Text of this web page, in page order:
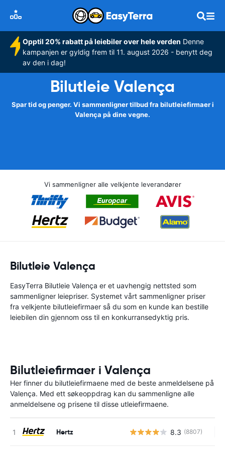
Opptil 20% rabatt på leiebiler over hele verden Denne
kampanjen er gyldig frem til 11. august 2026 - benytt deg
av den i dag!
Bilutleie Valença
Spar tid og penger. Vi sammenligner tilbud fra bilutleiefirmaer i
Valença på dine vegne.
Vi sammenligner alle velkjente leverandører
Bilutleie Valença
EasyTerra Bilutleie Valença er et uavhengig nettsted som
sammenligner leiepriser. Systemet vårt sammenligner priser
fra velkjente bilutleiefirmaer så du som en kunde kan bestille
leiebilen din gjennom oss til en konkurransedyktig pris.
Bilutleiefirmaer i Valença
Her finner du bilutleiefirmaene med de beste anmeldelsene på
Valença. Med ett søkeoppdrag kan du sammenligne alle
anmeldelsene og prisene til disse utleiefirmaene.
Hertz 8.3 (8807)